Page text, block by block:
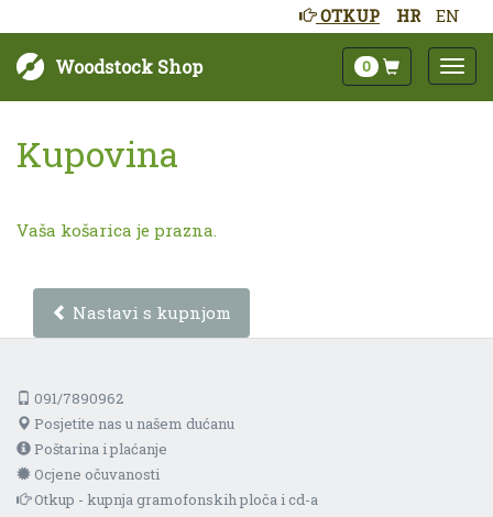
HR EN
OTKUP
Woodstock Shop 0
Kupovina
Vaša košarica je prazna.
Nastavi s kupnjom
091/7890962
Posjetite nas u našem dućanu
Poštarina i plaćanje
Ocjene očuvanosti
Otkup - kupnja gramofonskih ploča i cd-a